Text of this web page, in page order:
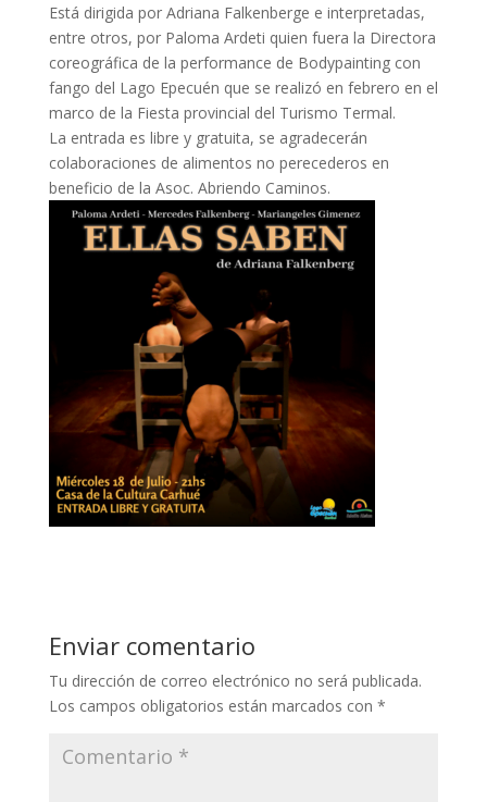
Está dirigida por Adriana Falkenberge e interpretadas,
entre otros, por Paloma Ardeti quien fuera la Directora
coreográfica de la performance de Bodypainting con
fango del Lago Epecuén que se realizó en febrero en el
marco de la Fiesta provincial del Turismo Termal.
La entrada es libre y gratuita, se agradecerán
colaboraciones de alimentos no perecederos en
beneficio de la Asoc. Abriendo Caminos.
Enviar comentario
Tu dirección de correo electrónico no será publicada.
Los campos obligatorios están marcados con *